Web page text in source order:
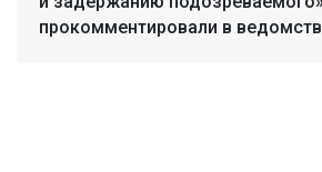
прокомментировали в